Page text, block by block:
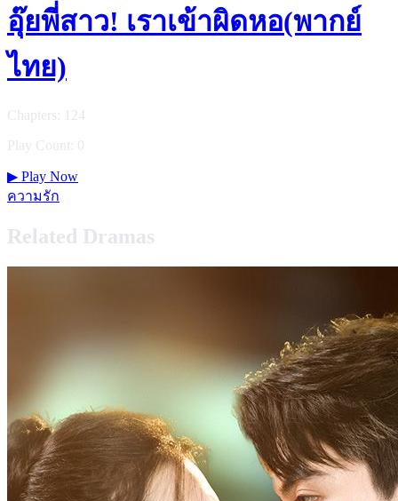
อุ๊ยพี่สาว! เราเข้าผิดหอ(พากย์
ไทย)
Chapters: 124
Play Count: 0
▶ Play Now
ความรัก
Related Dramas